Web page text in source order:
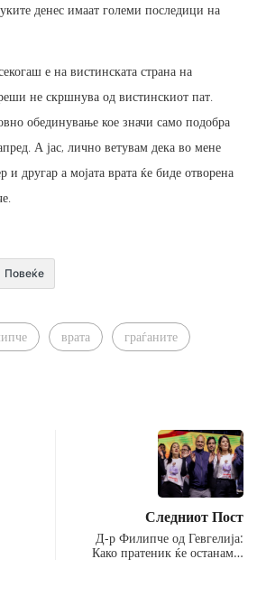
денес имаат големи последици на
е на вистинската страна на
не скршнува од вистинскиот пат.
обединување кое значи само подобра
А јас, лично ветувам дека во мене
и другар а мојата врата ќе биде отворена
Повеќе
врата граѓаните
Следниот Пост
Д-р Филипче од Гевгелија:
Како пратеник ќе останам…